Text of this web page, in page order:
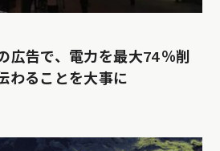
広告で、電力を最大74％削
わることを大事に